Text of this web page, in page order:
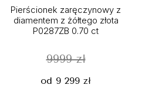
Pierścionek zaręczynowy z
diamentem z żółtego złota
P0287ZB 0.70 ct
9999 zł
od 9 299 zł